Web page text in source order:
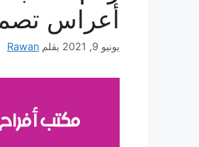
أعراس
يونيو 9, 2021 بقلم Rawan